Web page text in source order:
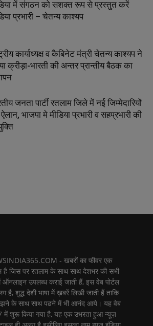
में संगठन को सशक्त रूप से प्रस्तुत करें
प्रभारी – चेतन्य काश्यप
कार्याध्यक्ष व कैबिनेट मंत्री चेतन्य काश्यप ने
क्रीड़ा-भारती की अन्तर प्रान्तीय बैठक का
जनता पार्टी रतलाम जिले में नई जिम्मेदारियों
भाजपा मे मीडिया प्रभारी व सहप्रभारी की
- खबरों का फीवर एक
है जिस पर रतलाम के साथ साथ देशभर की सभी
ऑनलाइन उपलब्ध कराई जाती हैं, इस वेब पोर्टल
है, शुद्ध देशी भाषा में ख़बरें लिखी जाती हैं ताकि
के साथ साथ पढने में भी आनंद आये। यह वेब
में शुरू किया गया है, यह एक उभरता हुआ न्यूज़